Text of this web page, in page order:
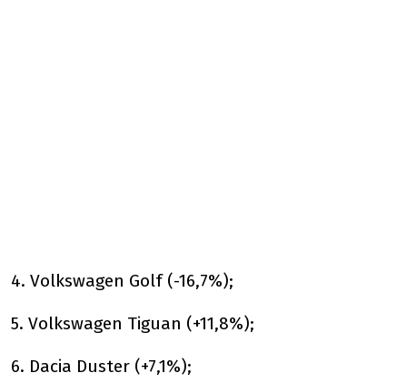
4. Volkswagen Golf (-16,7%);
5. Volkswagen Tiguan (+11,8%);
6. Dacia Duster (+7,1%);